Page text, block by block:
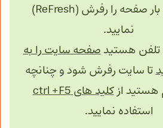
دقیقه یک بار صفحه را رفرش (ReFresh)
نمایید.
تلفن هستیدصفحه سایت را به
تا سایت رفرش شود و چنانچه
هستید ازکلید های ctrl +F5
استفاده نمایید.